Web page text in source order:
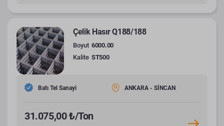
Çelik Hasır Q188/188
Boyut 6000.00
Kalite ST500
Batı Tel Sanayi ANKARA - SİNCAN
31.075,00 ₺/Ton